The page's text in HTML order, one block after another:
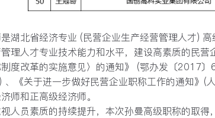
湖北省经济专业 (⺠营企业生产经营管理人才)
理人才专业技术能力和水平，建设高素质的⺠
制度改革的实施意⻅〉的通知》 (鄂办发〔2017
、《关于进一步做好⺠营企业职称工作的通知
师和正高级经济师。
人员素质的持续提升，本次孙曼高级职称的取得